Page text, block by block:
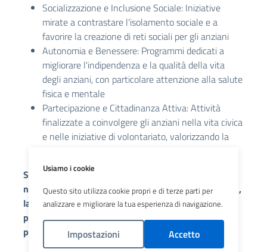
Socializzazione e Inclusione Sociale: Iniziative
mirate a contrastare l'isolamento sociale e a
favorire la creazione di reti sociali per gli anziani
Autonomia e Benessere: Programmi dedicati a
migliorare l'indipendenza e la qualità della vita
degli anziani, con particolare attenzione alla salute
fisica e mentale
Partecipazione e Cittadinanza Attiva: Attività
finalizzate a coinvolgere gli anziani nella vita civica
e nelle iniziative di volontariato, valorizzando la
Sono previste attività dedicate al contatto con la
natura e all’orto-terapia, attraverso la cura dell’orto,
laboratori di tessitura botanica e percorsi creativi
pensati per stimolare benessere, espressione e
partecipazione
Usiamo i cookie
Questo sito utilizza cookie propri e di terze parti per
analizzare e migliorare la tua esperienza di navigazione.
Impostazioni Accetto